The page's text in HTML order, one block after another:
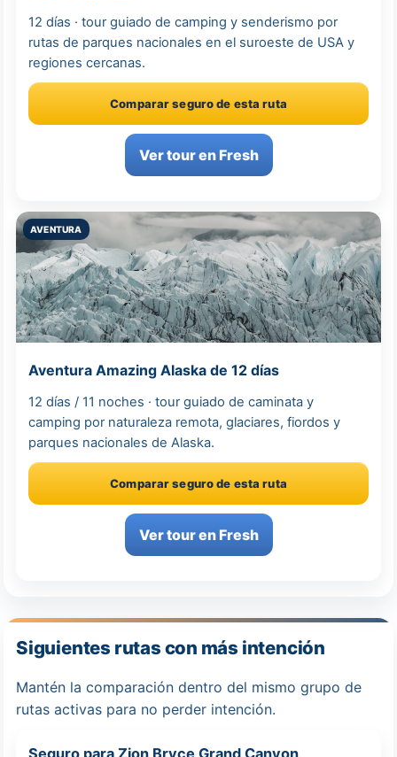
12 días · tour guiado de camping y senderismo por
rutas de parques nacionales en el suroeste de USA y
regiones cercanas.
Comparar seguro de esta ruta
Ver tour en Fresh
AVENTURA
Aventura Amazing Alaska de 12 días
12 días / 11 noches · tour guiado de caminata y
camping por naturaleza remota, glaciares, fiordos y
parques nacionales de Alaska.
Comparar seguro de esta ruta
Ver tour en Fresh
Siguientes rutas con más intención
Mantén la comparación dentro del mismo grupo de
rutas activas para no perder intención.
Seguro para Zion Bryce Grand Canyon